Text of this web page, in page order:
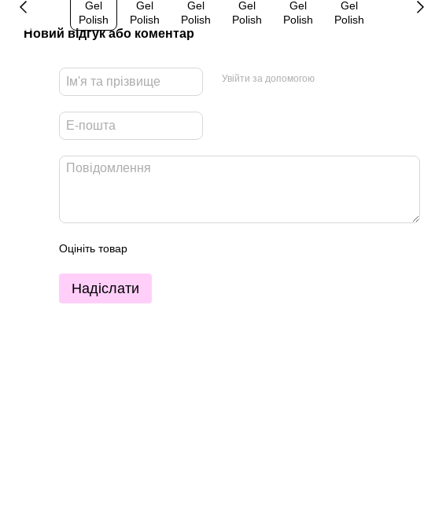
Новий відгук або коментар
Увійти за допомогою
Оцініть товар
Надіслати